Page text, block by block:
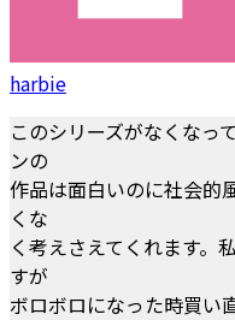
harbie
このシリーズがなくなっ
ンの
作品は面白いのに社会的
くな
く考えさえてくれます。
すが
ボロボロになった時買い